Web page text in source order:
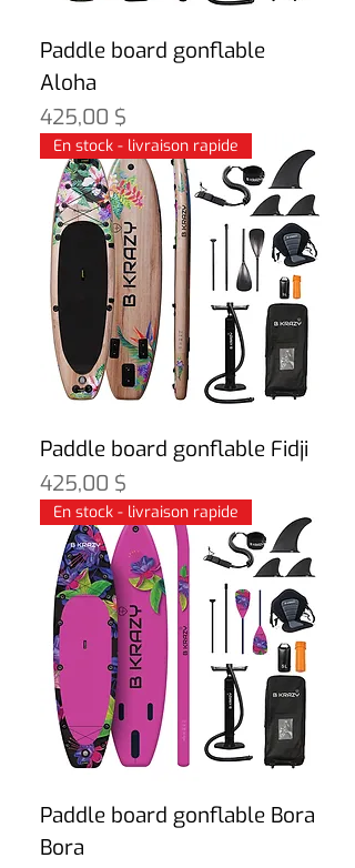
Paddle board gonflable
Aloha
Prix
425,00 $
En stock - livraison rapide
Paddle board gonflable Fidji
Prix
425,00 $
En stock - livraison rapide
Paddle board gonflable Bora
Bora